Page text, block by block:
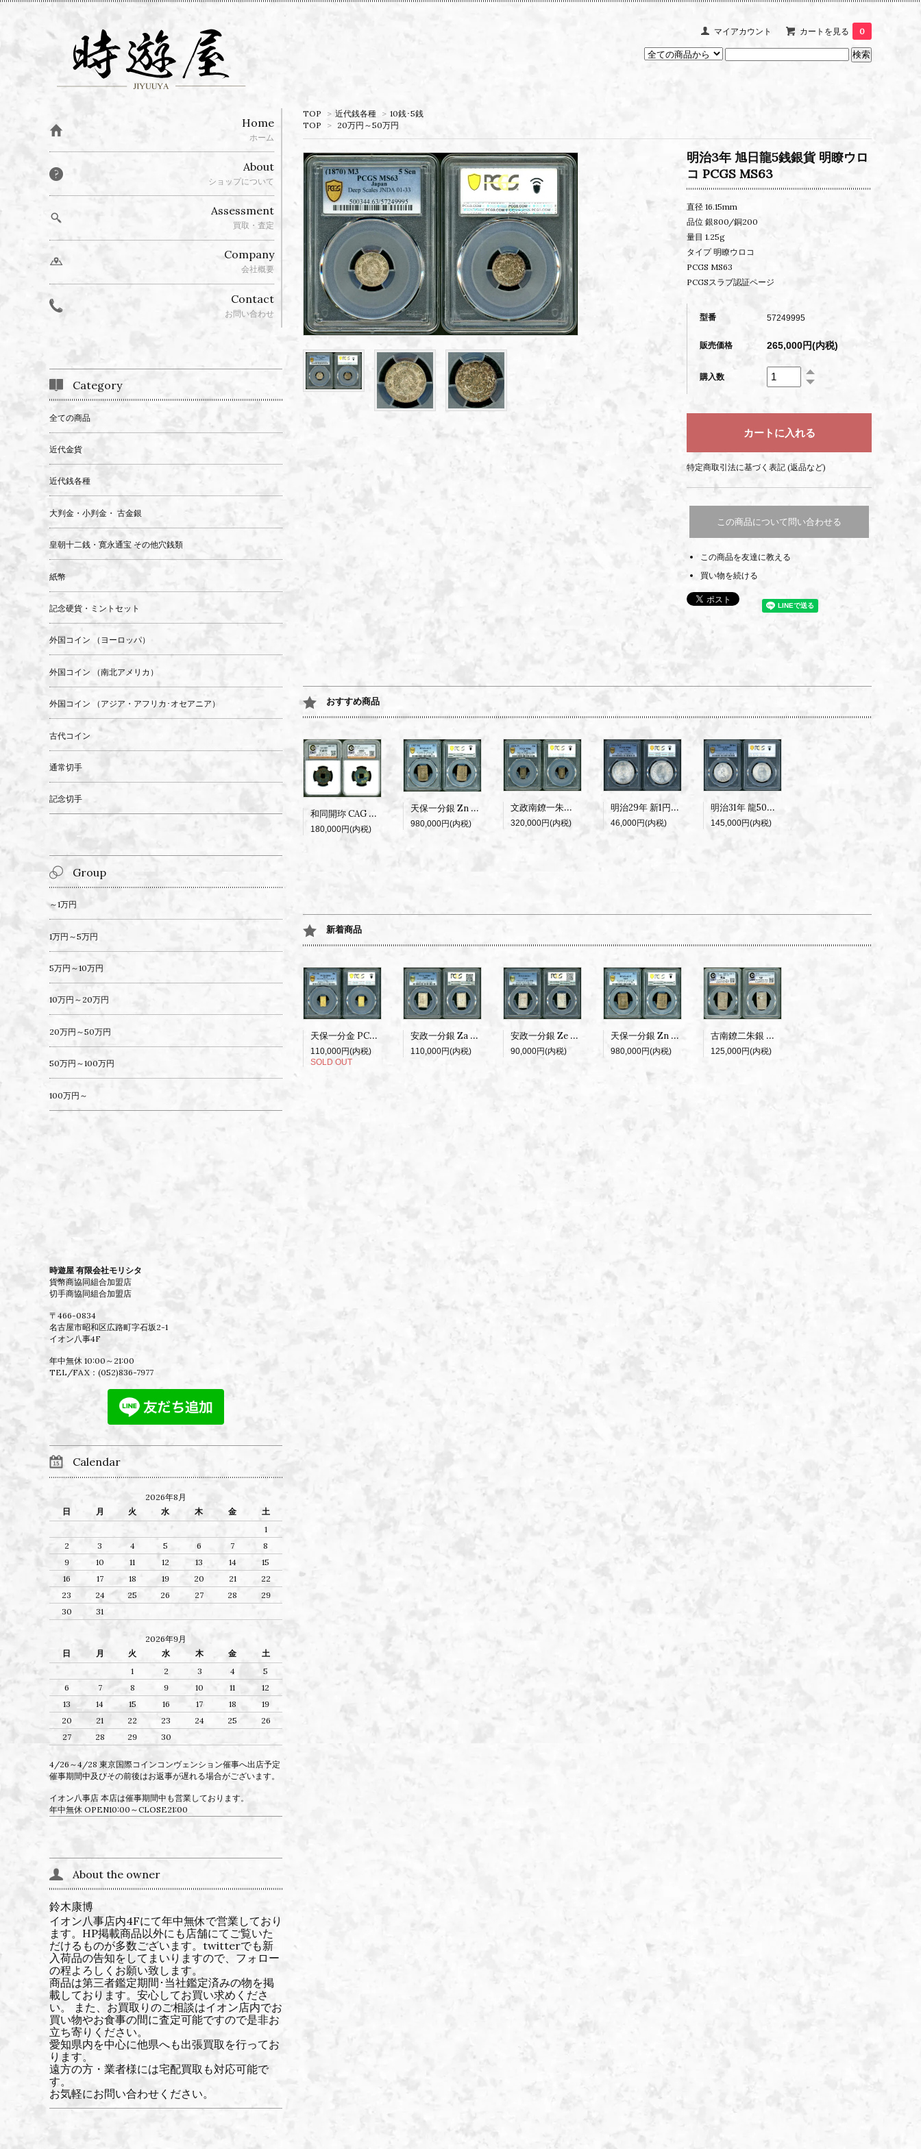
マイアカウント カートを見る 0
TOP > 近代銭各種 > 10銭･5銭
TOP
> 20万円～50万円
明治3年 旭日龍5銭銀貨 明瞭ウロ
コ PCGS MS63
直径 16.15mm
品位 銀800/銅200
量目 1.25g
タイプ 明瞭ウロコ
PCGS MS63
PCGSスラブ認証ページ
型番 57249995
販売価格 265,000円(内税)
購入数
特定商取引法に基づく表記 (返品など)
この商品について問い合わせる
この商品を友達に教える
買い物を続ける
おすすめ商品
和同開珎 CAG 並品60
180,000円(内税)
天保一分銀 Zn 逆打 PCGS AU55
980,000円(内税)
文政南鐐一朱銀 逆打 PCGS MS62 鑑定書付
320,000円(内税)
明治29年 新1円銀貨 PCGS MS62
46,000円(内税)
明治31年 龍50銭銀貨 下切 PCGS MS63+
145,000円(内税)
新着商品
天保一分金 PCGS MS63
110,000円(内税)
SOLD OUT
安政一分銀 Za PCGS MS64
110,000円(内税)
安政一分銀 Ze PCGS MS64
90,000円(内税)
天保一分銀 Zn 逆打 PCGS AU55
980,000円(内税)
古南鐐二朱銀 大型 CAG 美品
125,000円(内税)
Home
ホーム
About
ショップについて
Assessment
買取・査定
Company
会社概要
Contact
お問い合わせ
Category
全ての商品
近代金貨
近代銭各種
大判金・小判金・ 古金銀
皇朝十二銭・寛永通宝 その他穴銭類
紙幣
記念硬貨・ミントセット
外国コイン （ヨーロッパ）
外国コイン （南北アメリカ）
外国コイン （アジア・アフリカ･オセアニア）
古代コイン
通常切手
記念切手
Group
～1万円
1万円～5万円
5万円～10万円
10万円～20万円
20万円～50万円
50万円～100万円
100万円～
時遊屋 有限会社モリシタ
貨幣商協同組合加盟店
切手商協同組合加盟店
〒466-0834
名古屋市昭和区広路町字石坂2-1
イオン八事4F
年中無休 10:00～21:00
TEL/FAX： (052)836-7977
Calendar
2026年8月
日
月 火 水 木 金
土
1
2
3 4 5 6 7
8
9
10 11 12 13 14
15
16
17 18 19 20 21
22
23
24 25 26 27 28
29
30
31
2026年9月
日
月 火 水 木 金
土
1
2 3 4
5
6
7 8 9 10 11
12
13
14 15 16 17 18
19
20
21 22 23 24 25
26
27
28 29 30
4/26～4/28 東京国際コインコンヴェンション催事へ出店予定
催事期間中及びその前後はお返事が遅れる場合がございます。
イオン八事店 本店は催事期間中も営業しております。
年中無休 OPEN10:00～CLOSE21:00
About the owner
鈴木康博
イオン八事店内4Fにて年中無休で営業しており
ます。HP掲載商品以外にも店舗にてご覧いた
だけるものが多数ございます。twitterでも新
入荷品の告知をしてまいりますので、フォロー
の程よろしくお願い致します。
商品は第三者鑑定期間･当社鑑定済みの物を掲
載しております。安心してお買い求めくださ
い。 また、お買取りのご相談はイオン店内でお
買い物やお食事の間に査定可能ですので是非お
立ち寄りください。
愛知県内を中心に他県へも出張買取を行ってお
ります。
遠方の方・業者様には宅配買取も対応可能で
す。
お気軽にお問い合わせください。